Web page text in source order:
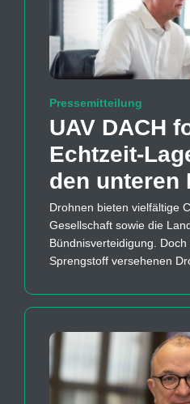
Pressemitteilung
UAV DACH
Echtzeit-
den unteren
Drohnen bieten vielfältige
Gesellschaft sowie die
Bündnisverteidigung.
Sprengstoff versehenen